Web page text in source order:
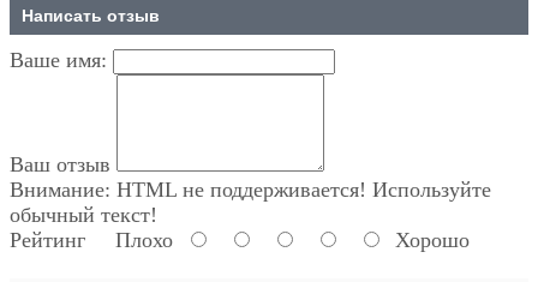
Написать отзыв
Ваше имя:
Ваш отзыв
Внимание: HTML не поддерживается! Используйте
обычный текст!
Рейтинг Плохо Хорошо